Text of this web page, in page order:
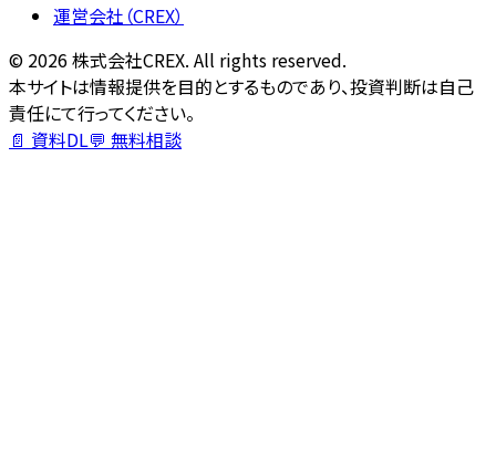
運営会社（CREX）
© 2026株式会社CREX. All rights reserved.
本サイトは情報提供を目的とするものであり、投資判断は自己
責任にて行ってください。
📄 資料DL💬 無料相談